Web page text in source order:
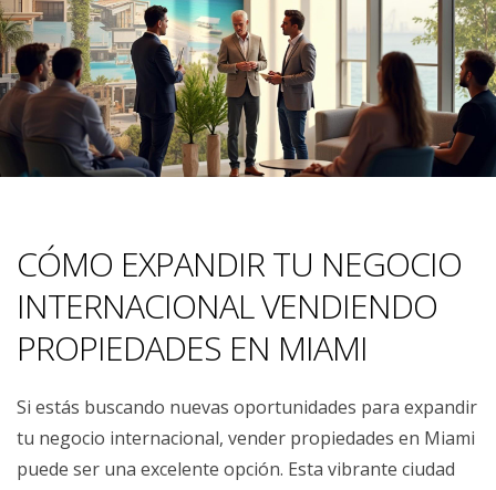
CÓMO EXPANDIR TU NEGOCIO
INTERNACIONAL VENDIENDO
PROPIEDADES EN MIAMI
Si estás buscando nuevas oportunidades para expandir
tu negocio internacional, vender propiedades en Miami
puede ser una excelente opción. Esta vibrante ciudad